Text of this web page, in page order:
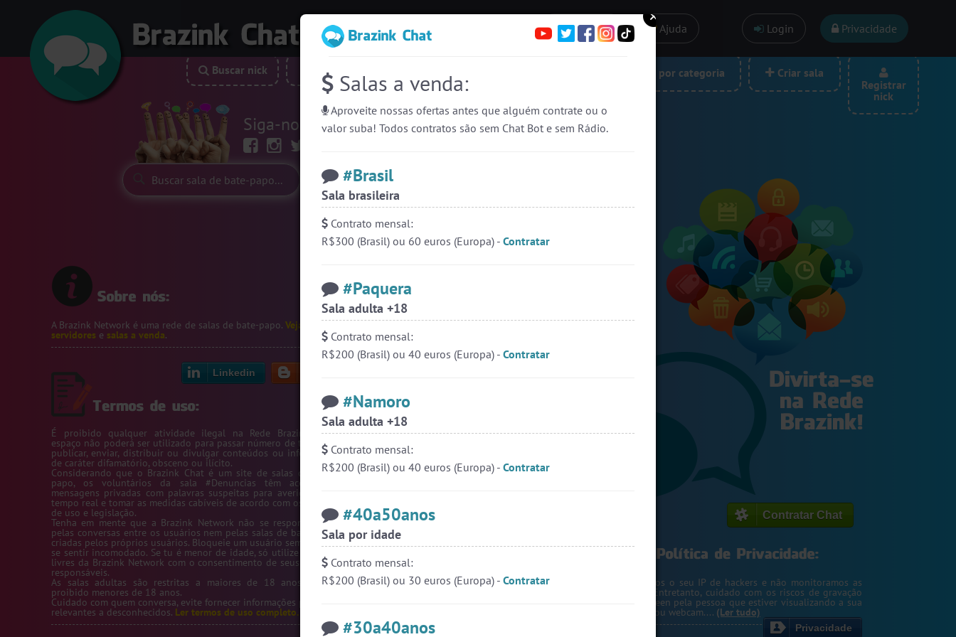
irc.brazink.net +6697
Salas: 136 Pessoas
Siga-nos:
Denúncias Ajuda Login Privacidade
Buscar nick Perfis Salas por categoria
Criar sala
Registrar
nick
Entre numa sala de bate-papo
Espiar pessoas online
#EstadosUnidos
2
pessoas
#Zoom
#Portugal
#Sexo
#Brasil
#Evangelicos
#Novanativa
Ver todas as salas
Contratar Chat
A Brazink Network é uma rede de salas de bate-papo. Veja nossos
servidores e salas a venda.
Linkedin
É proibido qualquer atividade ilegal na Rede Brazink. Este
espaço não poderá ser utilizado para passar número de telefone,
publicar, enviar, distribuir ou divulgar conteúdos ou informação
de caráter difamatório, obsceno ou ilícito.
Considerando que o Brazink Chat é um site de salas de bate-
papo, os voluntários da sala #Denuncias têm acesso as
mensagens privadas com palavras suspeitas para averiguar em
tempo real e tomar as medidas cabíveis de acordo com os termos
de uso e legislação.
Tenha em mente que a Brazink Network não se responsabiliza
pelas conversas entre os usuários nem pelas salas de bate-papo
criadas pelos próprios usuários. Bloqueie um usuário sempre que
se sentir incomodado. Se tu é menor de idade, só utilize as salas
livres da Brazink Network com o consentimento de seus pais ou
responsáveis.
As salas adultas são restritas a maiores de 18 anos, sendo
proibido menores de 18 anos.
Cuidado com quem conversa, evite fornecer informações pessoais
relevantes a desconhecidos. Ler termos de uso completo.
🎁 Promoção 🛍 Crie seu Chat e Rádio 📻
Protegemos o seu IP de hackers e não monitoramos as
webcam. Entretanto, cuidado com os riscos de gravação
e printscreen pela pessoa que estiver visualizando a sua
conversa ou webcam.... (Ler tudo)
Privacidade
Salas a venda:
Aproveite nossas ofertas antes que alguém contrate ou o
valor suba! Todos contratos são sem Chat Bot e sem Rádio.
#Brasil
Sala brasileira
Contrato mensal:
R$300 (Brasil) ou 60 euros (Europa) - Contratar
#Paquera
Sala adulta +18
Contrato mensal:
R$200 (Brasil) ou 40 euros (Europa) - Contratar
#Namoro
Sala adulta +18
Contrato mensal:
R$200 (Brasil) ou 40 euros (Europa) - Contratar
#40a50anos
Sala por idade
Contrato mensal:
R$200 (Brasil) ou 30 euros (Europa) - Contratar
#30a40anos